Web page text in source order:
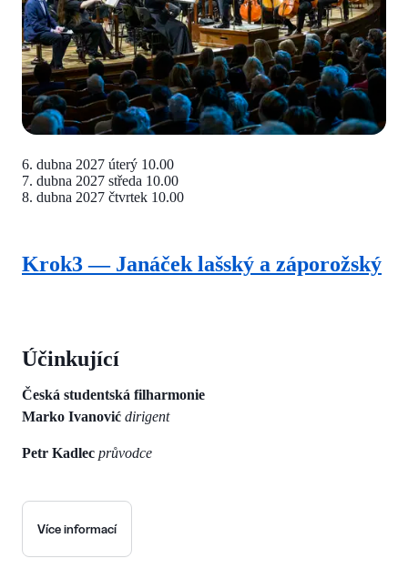
Krok3 — Janáček lašský a záporožský
Účinkující
Česká studentská filharmonie
Marko Ivanović dirigent
Petr Kadlec průvodce
6. dubna 2027 úterý 10.00
7. dubna 2027 středa 10.00
8. dubna 2027 čtvrtek 10.00
Více informací